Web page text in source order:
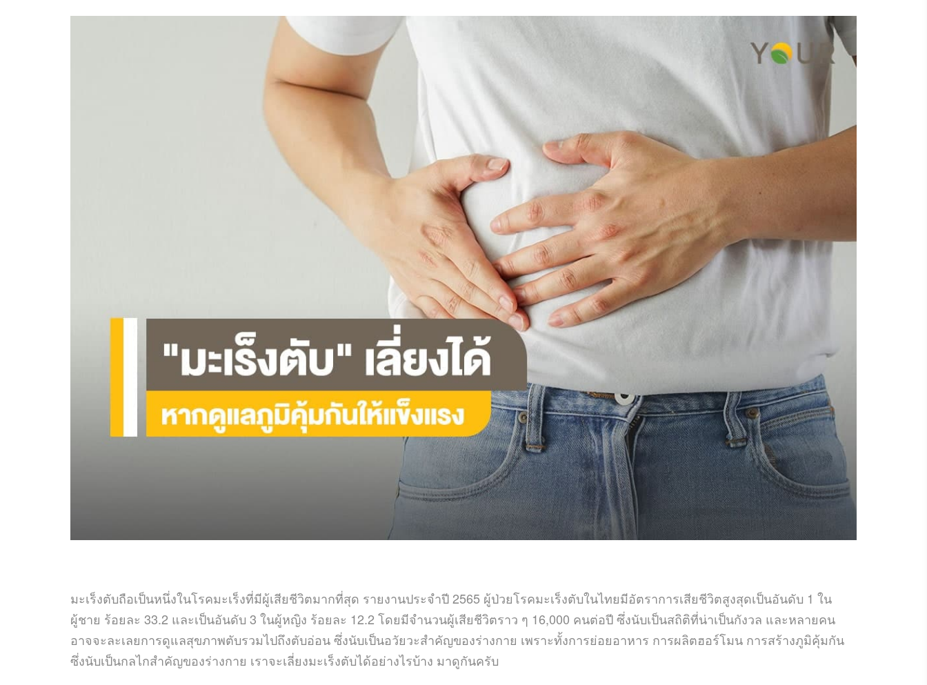
มะเร็งตับถือเป็นหนึ่งในโรคมะเร็งที่มีผู้เสียชีวิตมากที่สุด รายงานประจำปี 2565 ผู้ป่วยโรคมะเร็งตับในไทยมีอัตราการเสียชีวิตสูงสุดเป็นอันดับ 1 ใน
ผู้ชาย ร้อยละ 33.2 และเป็นอันดับ 3 ในผู้หญิง ร้อยละ 12.2 โดยมีจำนวนผู้เสียชีวิตราว ๆ 16,000 คนต่อปี ซึ่งนับเป็นสถิติที่น่าเป็นกังวล และหลายคน
อาจจะละเลยการดูแลสุขภาพตับรวมไปถึงตับอ่อน ซึ่งนับเป็นอวัยวะสำคัญของร่างกาย เพราะทั้งการย่อยอาหาร การผลิตฮอร์โมน การสร้างภูมิคุ้มกัน
ซึ่งนับเป็นกลไกสำคัญของร่างกาย เราจะเลี่ยงมะเร็งตับได้อย่างไรบ้าง มาดูกันครับ